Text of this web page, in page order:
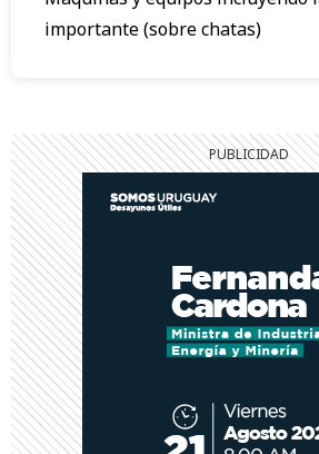
importante (sobre chatas)